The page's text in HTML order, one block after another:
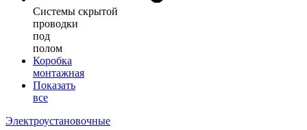
Системы скрытой
проводки
под
полом
Коробка
монтажная
Показать
все
Электроустановочные